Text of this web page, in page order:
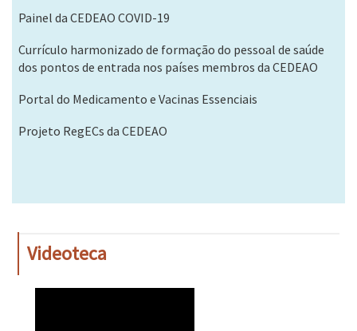
Painel da CEDEAO COVID-19
Currículo harmonizado de formação do pessoal de saúde
dos pontos de entrada nos países membros da CEDEAO
Portal do Medicamento e Vacinas Essenciais
Projeto RegECs da CEDEAO
Videoteca